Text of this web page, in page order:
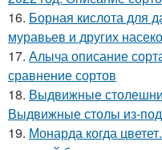
16. Борная кислота для
муравьев и других
17. Алыча описание
сравнение сортов
18. Выдвижные
Выдвижные столы из-
19. Монарда когда